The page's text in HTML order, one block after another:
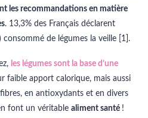
les recommandations en matière
. 13,3% des Français déclarent
de légumes la veille [1].
les légumes sont la base d’une
faible apport calorique, mais aussi
en antioxydants et en divers
font un véritable aliment santé !